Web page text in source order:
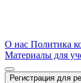
О нас Политика
Материалы для
Регистрация для